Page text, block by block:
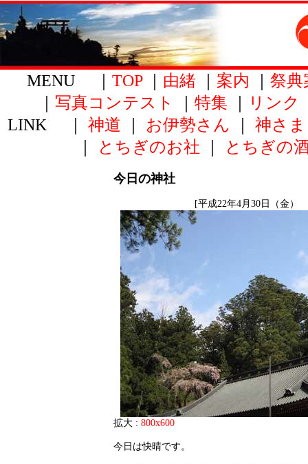
MENU ｜ TOP｜ 由緒 案内
祭典
写真コンテスト 特集 リンク
LINK ｜ 神道 お伊勢さん 神さま
とちぎのお社 とちぎの
今日の神社
[平成22年4月30日（金）
拡大 : 800x600
今日は快晴です。